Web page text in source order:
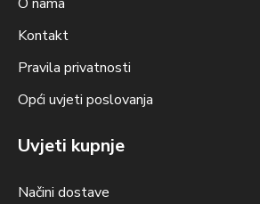
Kontakt
Pravila privatnosti
Opći uvjeti poslovanja
Uvjeti kupnje
Načini dostave